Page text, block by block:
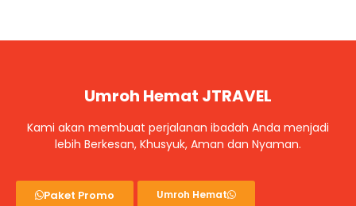
Umroh Hemat JTRAVEL
Kami akan membuat perjalanan ibadah Anda menjadi
lebih Berkesan, Khusyuk, Aman dan Nyaman.
Paket Promo Umroh Hemat